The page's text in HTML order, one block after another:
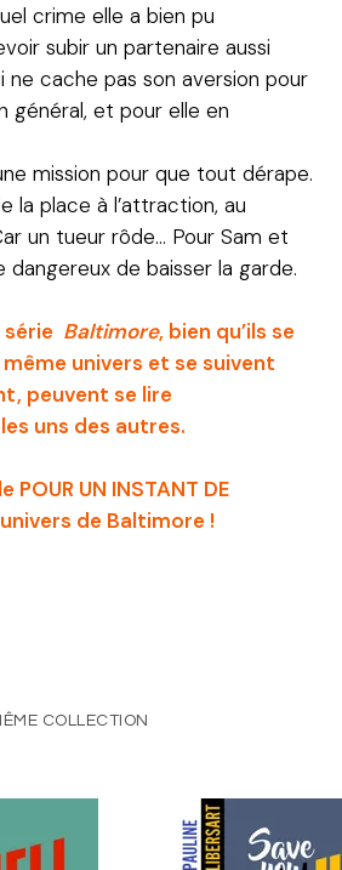
crime elle a bien pu
subir un partenaire aussi
ne cache pas son aversion pour
général, et pour elle en
mission pour que tout dérape.
la place à l’attraction, au
un tueur rôde… Pour Sam et
dangereux de baisser la garde.
série Baltimore, bien qu’ils se
univers et se suivent
peuvent se lire
uns des autres.
POUR UN INSTANT DE
de Baltimore !
COLLECTION